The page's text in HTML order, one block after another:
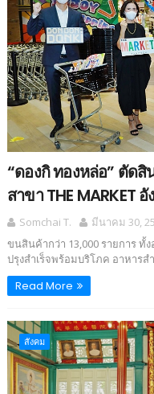
“ดองกิ ทองหล่อ” ตัดสิ
สาขา THE MARKET
Somchai T.
มีนาคม 30,
ขนสินค้ากว่า 13,000 รายการ ทั้
ปรุงสำเร็จพร้อมบริโภค อาหารส
Read More
สังคม